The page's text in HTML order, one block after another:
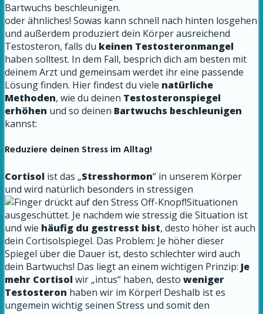
oder ähnliches! Sowas kann schnell nach hinten losgehen
und außerdem produziert dein Körper ausreichend
Testosteron, falls du keinen Testosteronmangel
haben solltest. In dem Fall, besprich dich am besten mit
deinem Arzt und gemeinsam werdet ihr eine passende
Lösung finden. Hier findest du viele natürliche
Methoden, wie du deinen Testosteronspiegel
erhöhen und so deinen Bartwuchs beschleunigen
kannst:
Reduziere deinen Stress im Alltag!
Cortisol ist das „Stresshormon“ in unserem Körper
und wird natürlich besonders in stressigen
Situationen
ausgeschüttet. Je nachdem wie stressig die Situation ist
und wie häufig du gestresst bist, desto höher ist auch
dein Cortisolspiegel. Das Problem: Je höher dieser
Spiegel über die Dauer ist, desto schlechter wird auch
dein Bartwuchs! Das liegt an einem wichtigen Prinzip: Je
mehr Cortisolwir „intus“ haben, desto weniger
Testosteron haben wir im Körper! Deshalb ist es
ungemein wichtig seinen Stress und somit den